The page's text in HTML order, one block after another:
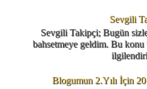
Sevgili
Sevgili Takipçi; Bugün
bahsetmeye geldim. Bu
Blogumun 2.Yılı İçin